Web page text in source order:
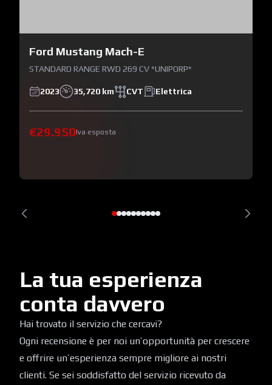
Ford Mustang Mach-E
STANDARD RANGE RWD 269 CV *UNIPORP*
2023 35,720 km CVT Elettrica
€29.950Iva esposta
La tua esperienza
conta davvero
Hai trovato il servizio che cercavi?
Ogni recensione è per noi un’opportunità per crescere
e offrire un’esperienza sempre migliore ai nostri
clienti. Se sei soddisfatto del servizio ricevuto da